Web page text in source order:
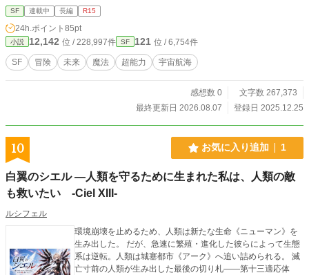
版）」を加筆修正したものです ※毎週金曜投稿
SF 連載中 長編 R15
24h.ポイント 85pt
小説 12,142 位 / 228,997件 SF 121 位 / 6,754件
SF 冒険 未来 魔法 超能力 宇宙航海
感想数 0
文字数 267,373
最終更新日 2026.08.07
登録日 2025.12.25
10 お気に入り追加 1
白翼のシエル ―人類を守るために生まれた私は、人類の敵
も救いたい -Ciel XIII-
ルシフェル
環境崩壊を止めるため、人類は新たな生命《ニューマン》を
生み出した。 だが、急速に繁殖・進化した彼らによって生態
系は逆転。人類は城塞都市《アーク》へ追い詰められる。 滅
亡寸前の人類が生み出した最後の切り札――第十三適応体